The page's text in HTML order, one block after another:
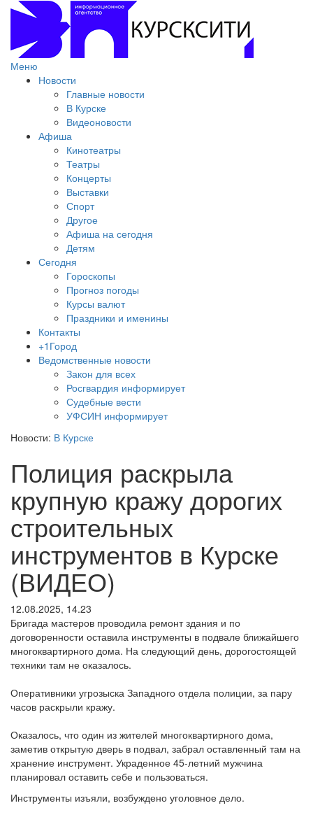
Меню
Новости
Главные новости
В Курске
Видеоновости
Афиша
Кинотеатры
Театры
Концерты
Выставки
Спорт
Другое
Афиша на сегодня
Детям
Сегодня
Гороскопы
Прогноз погоды
Курсы валют
Праздники и именины
Контакты
+1Город
Ведомственные новости
Закон для всех
Росгвардия информирует
Судебные вести
УФСИН информирует
Новости: В Курске
Полиция раскрыла
крупную кражу дорогих
строительных
инструментов в Курске
(ВИДЕО)
12.08.2025, 14.23
Бригада мастеров проводила ремонт здания и по
договоренности оставила инструменты в подвале ближайшего
многоквартирного дома. На следующий день, дорогостоящей
техники там не оказалось.
Оперативники угрозыска Западного отдела полиции, за пару
часов раскрыли кражу.
Оказалось, что один из жителей многоквартирного дома,
заметив открытую дверь в подвал, забрал оставленный там на
хранение инструмент. Украденное 45-летний мужчина
планировал оставить себе и пользоваться.
Инструменты изъяли, возбуждено уголовное дело.